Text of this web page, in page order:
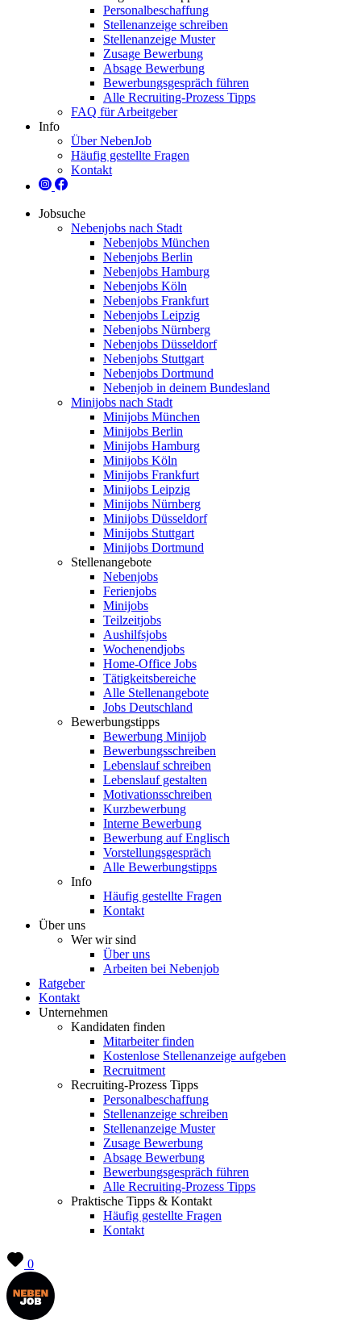
Personalbeschaffung
Stellenanzeige schreiben
Stellenanzeige Muster
Zusage Bewerbung
Absage Bewerbung
Bewerbungsgespräch führen
Alle Recruiting-Prozess Tipps
FAQ für Arbeitgeber
Info
Über NebenJob
Häufig gestellte Fragen
Kontakt
Jobsuche
Nebenjobs nach Stadt
Nebenjobs München
Nebenjobs Berlin
Nebenjobs Hamburg
Nebenjobs Köln
Nebenjobs Frankfurt
Nebenjobs Leipzig
Nebenjobs Nürnberg
Nebenjobs Düsseldorf
Nebenjobs Stuttgart
Nebenjobs Dortmund
Nebenjob in deinem Bundesland
Minijobs nach Stadt
Minijobs München
Minijobs Berlin
Minijobs Hamburg
Minijobs Köln
Minijobs Frankfurt
Minijobs Leipzig
Minijobs Nürnberg
Minijobs Düsseldorf
Minijobs Stuttgart
Minijobs Dortmund
Stellenangebote
Nebenjobs
Ferienjobs
Minijobs
Teilzeitjobs
Aushilfsjobs
Wochenendjobs
Home-Office Jobs
Tätigkeitsbereiche
Alle Stellenangebote
Jobs Deutschland
Bewerbungstipps
Bewerbung Minijob
Bewerbungsschreiben
Lebenslauf schreiben
Lebenslauf gestalten
Motivationsschreiben
Kurzbewerbung
Interne Bewerbung
Bewerbung auf Englisch
Vorstellungsgespräch
Alle Bewerbungstipps
Info
Häufig gestellte Fragen
Kontakt
Über uns
Wer wir sind
Über uns
Arbeiten bei Nebenjob
Ratgeber
Kontakt
Unternehmen
Kandidaten finden
Mitarbeiter finden
Kostenlose Stellenanzeige aufgeben
Recruitment
Recruiting-Prozess Tipps
Personalbeschaffung
Stellenanzeige schreiben
Stellenanzeige Muster
Zusage Bewerbung
Absage Bewerbung
Bewerbungsgespräch führen
Alle Recruiting-Prozess Tipps
Praktische Tipps & Kontakt
Häufig gestellte Fragen
Kontakt
0